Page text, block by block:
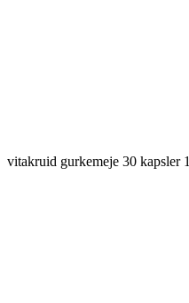
vitakruid gurkemeje 30 kapsler 1